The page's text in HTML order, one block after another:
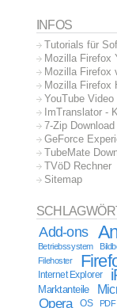
INFOS
Tutorials für
Mozilla Firefox
Mozilla Firefox
Mozilla Firefox
YouTube Video
ImTranslator -
7-Zip Download
GeForce
TubeMate
TVöD Rechner
Sitemap
Add-ons
Betriebssystem
Filehoster
Internet Explorer
Marktanteile
Opera OS PDF